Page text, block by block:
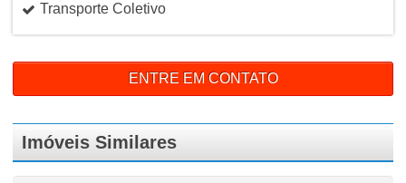
Transporte Coletivo
ENTRE EM CONTATO
Imóveis Similares